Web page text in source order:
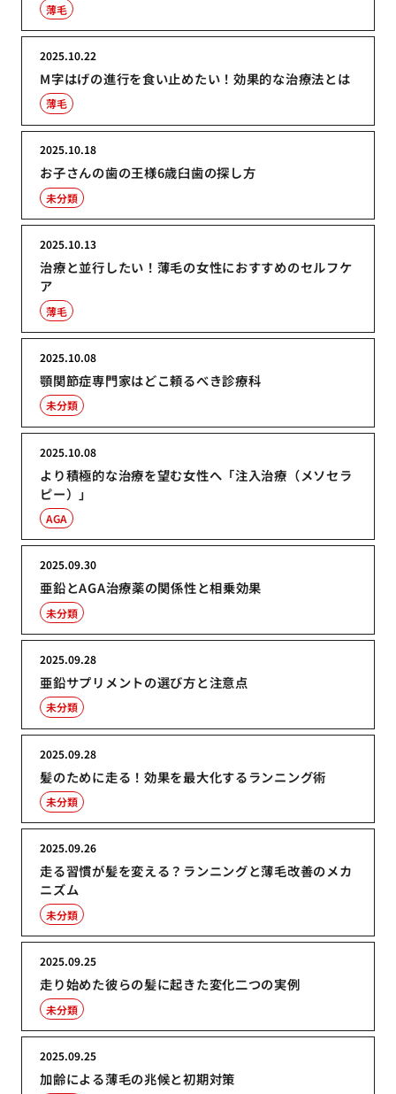
薄毛
M字はげの進行を食い止めたい！効果的な治療法とは
2025.10.22
薄毛
お子さんの歯の王様6歳臼歯の探し方
2025.10.18
未分類
治療と並行したい！薄毛の女性におすすめのセルフケ
ア
2025.10.13
薄毛
顎関節症専門家はどこ頼るべき診療科
2025.10.08
未分類
より積極的な治療を望む女性へ「注入治療（メソセラ
ピー）」
2025.10.08
AGA
亜鉛とAGA治療薬の関係性と相乗効果
2025.09.30
未分類
亜鉛サプリメントの選び方と注意点
2025.09.28
未分類
髪のために走る！効果を最大化するランニング術
2025.09.28
未分類
走る習慣が髪を変える？ランニングと薄毛改善のメカ
ニズム
2025.09.26
未分類
走り始めた彼らの髪に起きた変化二つの実例
2025.09.25
未分類
加齢による薄毛の兆候と初期対策
2025.09.25